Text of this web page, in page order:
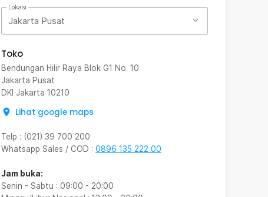
Lokasi
Jakarta Pusat
Toko
Bendungan Hilir Raya Blok G1 No. 10
Jakarta Pusat
DKI Jakarta 10210
Lihat google maps
Telp : (021) 39 700 200
Whatsapp Sales / COD : 0896 135 222 00
Jam buka:
Senin - Sabtu : 09:00 - 20:00